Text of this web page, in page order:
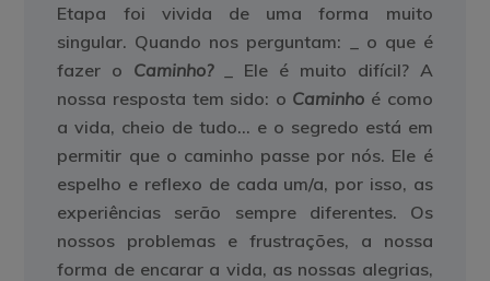
Etapa foi vivida de uma forma muito
singular. Quando nos perguntam: _ o que é
fazer o Caminho?_ Ele é muito difícil? A
nossa resposta tem sido: o Caminho é como
a vida, cheio de tudo… e o segredo está em
permitir que o caminho passe por nós. Ele é
espelho e reflexo de cada um/a, por isso, as
experiências serão sempre diferentes. Os
nossos problemas e frustrações, a nossa
forma de encarar a vida, as nossas alegrias,